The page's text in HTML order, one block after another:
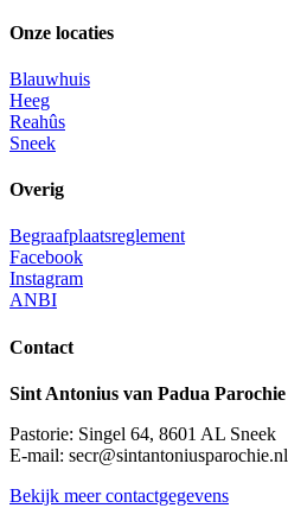
Onze locaties
Blauwhuis
Heeg
Reahûs
Sneek
Overig
Begraafplaatsreglement
Facebook
Instagram
ANBI
Contact
Sint Antonius van Padua Parochie
Pastorie: Singel 64, 8601 AL Sneek
E-mail: secr@sintantoniusparochie.nl
Bekijk meer contactgegevens